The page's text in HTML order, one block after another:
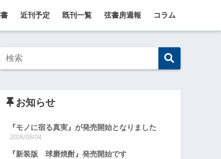
近刊予定 既刊一覧 弦書房週報 コラム
お知らせ
『モノに宿る真実』が発売開始となりました
2026/08/04
『新装版 球磨焼酎』発売開始です